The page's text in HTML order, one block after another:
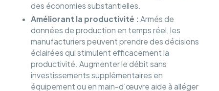
des économies substantielles.
Améliorant la productivité : Armés de
données de production en temps réel, les
manufacturiers peuvent prendre des décisions
éclairées qui stimulent efficacement la
productivité. Augmenter le débit sans
investissements supplémentaires en
équipement ou en main-d'œuvre aide à alléger